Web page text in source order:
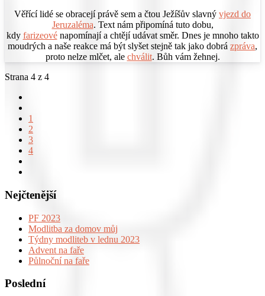
Věřící lidé se obracejí právě sem a čtou Ježíšův slavný vjezd do
Jeruzaléma. Text nám připomíná tuto dobu,
kdy farizeovénapomínají a chtějí udávat směr. Dnes je mnoho takto
moudrých a naše reakce má být slyšet stejně tak jako dobrá zpráva,
proto nelze mlčet, ale chválit. Bůh vám žehnej.
Strana 4 z 4
1
2
3
4
Nejčtenější
PF 2023
Modlitba za domov můj
Týdny modliteb v lednu 2023
Advent na faře
Půlnoční na faře
Poslední